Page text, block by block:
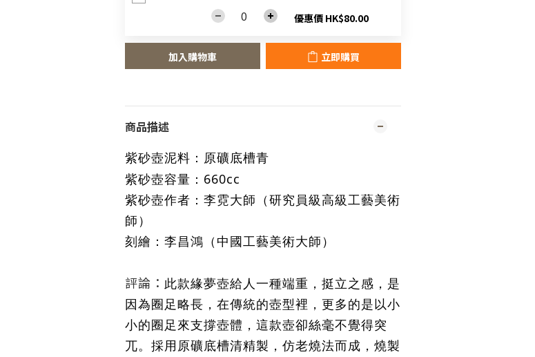
優惠價 HK$80.00
加入購物車 立即購買
商品描述
紫砂壺泥料 ： 原礦底槽青
紫砂壺容量 ： 660cc
紫砂壺作者 ： 李霓大師 （研究員級高級工藝美術
師 ）
刻繪：李昌鴻（中國工藝美術大師）
評論： 此款緣夢壺給人一種端重，挺立之感，是
因為圈足略長，在傳統的壺型裡，更多的是以小
小的圈足來支撐壺體，這款壺卻絲毫不覺得突
兀。採用原礦底槽清精製，仿老燒法而成，燒製